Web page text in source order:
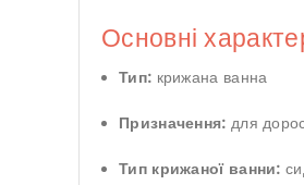
Основні
Тип: крижана ванна
Призначення: для
Тип крижаної ванни: